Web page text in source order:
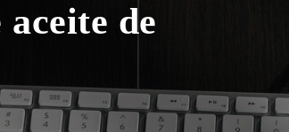
aceite de